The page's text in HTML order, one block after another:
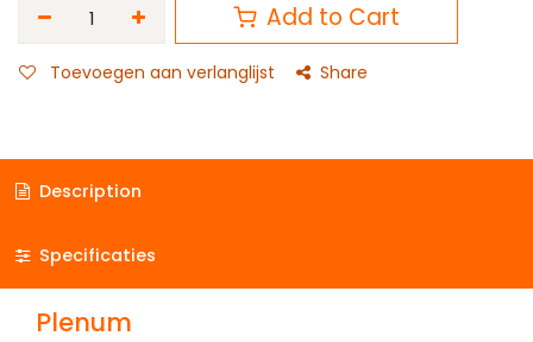
Add to Cart
Toevoegen aan verlanglijst Share
Description
Specificaties
Plenum